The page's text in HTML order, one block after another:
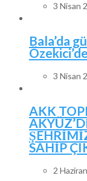
3 Nisan
Bala’da
3 Nisan
AKK
SAHİP
2